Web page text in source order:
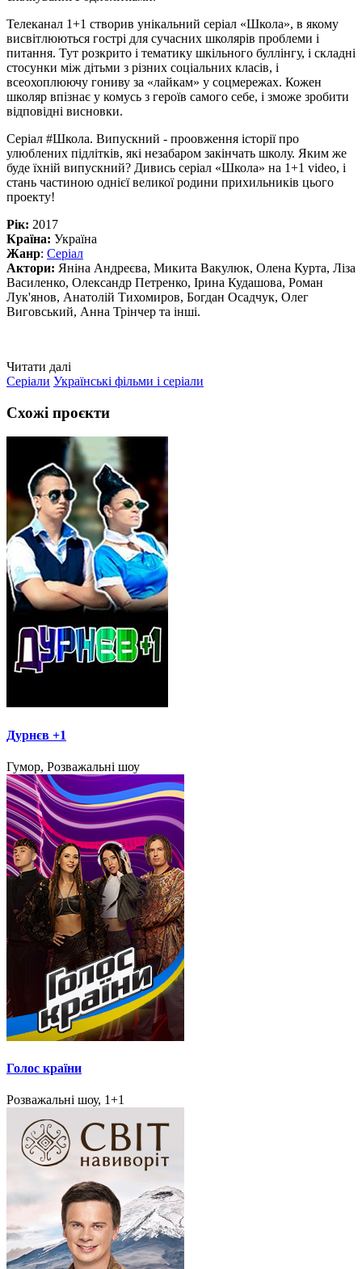
Телеканал 1+1 створив унікальний серіал «Школа», в якому
висвітлюються гострі для сучасних школярів проблеми і
питання. Тут розкрито і тематику шкільного буллінгу, і складні
стосунки між дітьми з різних соціальних класів, і
всеохоплюючу гониву за «лайкам» у соцмережах. Кожен
школяр впізнає у комусь з героїв самого себе, і зможе зробити
відповідні висновки.
Серіал #Школа. Випускний - проовження історії про
улюблених підлітків, які незабаром закінчать школу. Яким же
буде їхній випускний? Дивись серіал «Школа» на 1+1 video, і
стань частиною однієї великої родини прихильників цього
проекту!
Рік: 2017
Країна: Україна
Жанр: Серіал
Актори: Яніна Андреєва, Микита Вакулюк, Олена Курта, Ліза
Василенко, Олександр Петренко, Ірина Кудашова, Роман
Лук'янов, Анатолій Тихомиров, Богдан Осадчук, Олег
Виговський, Анна Трінчер та інші.
Читати далі
Серіали Українські фільми і серіали
Схожі проєкти
Дурнєв +1
Гумор, Розважальні шоу
Голос країни
Розважальні шоу, 1+1